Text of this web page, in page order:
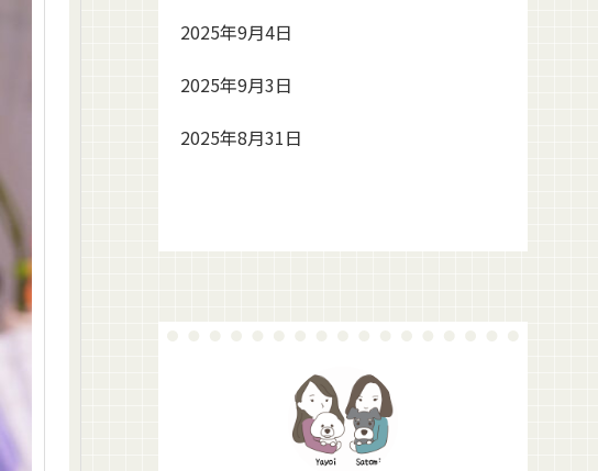
2025年9月4日
2025年9月3日
2025年8月31日